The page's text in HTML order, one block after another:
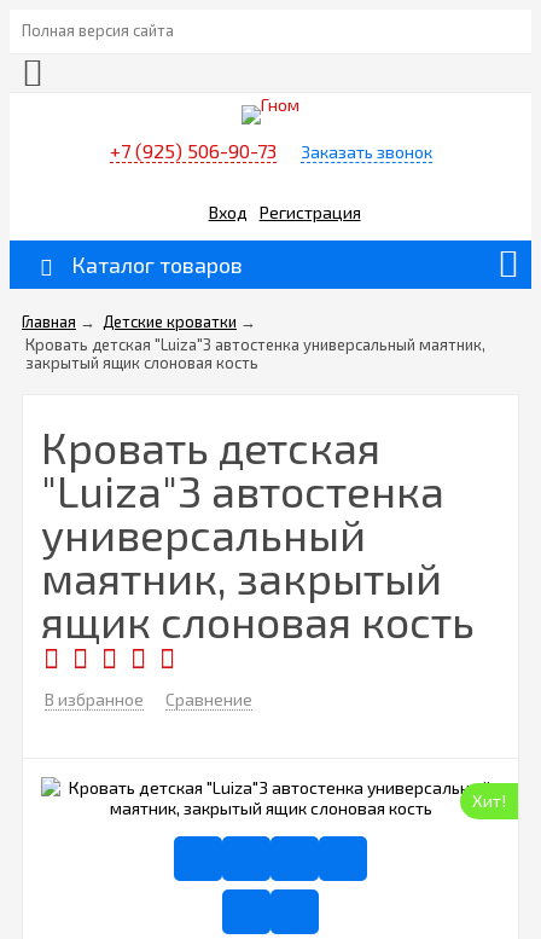
Полная версия сайта
+7 (925) 506-90-73 Заказать звонок
Вход Регистрация
Каталог товаров
Главная → Детские кроватки →
Кровать детская "Luiza"3 автостенка универсальный маятник,
закрытый ящик слоновая кость
Кровать детская
"Luiza"3 автостенка
универсальный
маятник, закрытый
ящик слоновая кость
В избранное Сравнение
Хит!